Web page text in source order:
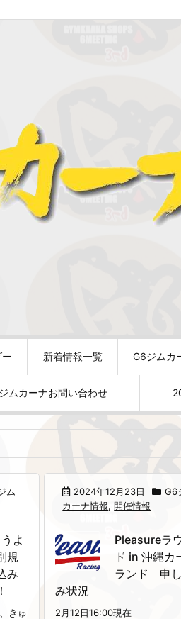
新着情報一覧 G6ジムカ
ムカーナお問い合わせ
ム
よ
規
み
きゅ
2024年12月23日
G6
カーナ情報,開催情報
Pleasureラ
ド in 沖縄カ
ランド 申
み状況
2月12日16:00現在